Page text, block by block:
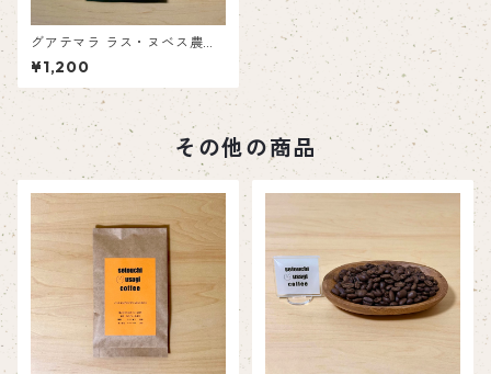
グアテマラ ラス・ヌベス農園
レッドブルボン ウォッシュド
¥1,200
その他の商品